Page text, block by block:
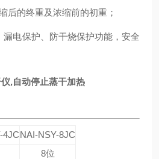
后的终重及浓缩前的初重；
电保护、防干烧保护功能，安全
,自动停止蒸干加热
4JCNAI-NSY-8JC
8位